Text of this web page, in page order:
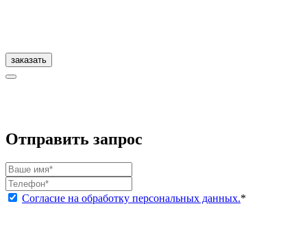
заказать
Отправить запрос
Согласие на обработку персональных данных.*